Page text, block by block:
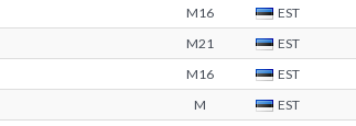
M16 EST
M21 EST
M16 EST
M EST